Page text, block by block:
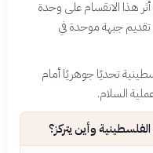
أثر هذا الانقسام على وحدة
جبهة موحدة في
تحديًا جوهريًا أمام
السلام.
وأين يتركز؟